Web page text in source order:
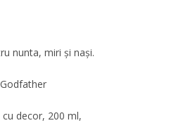
nunta, miri și nași.
decor, 200 ml,